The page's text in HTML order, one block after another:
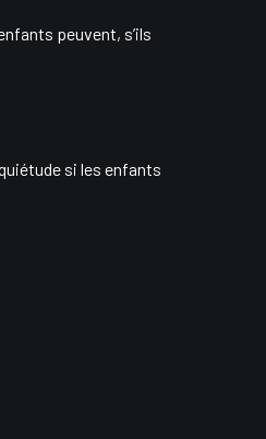
peuvent, s’ils
si les enfants